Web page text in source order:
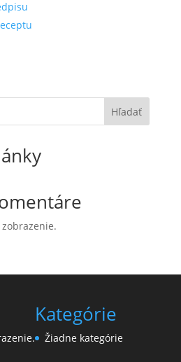
Hľadať
Kategórie
Žiadne kategórie